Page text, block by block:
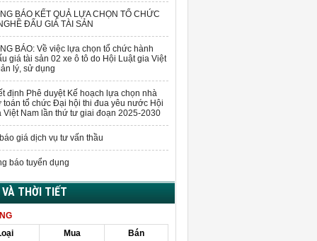
BÁO KẾT QUẢ LỰA CHỌN TỔ CHỨC
ĐẤU GIÁ TÀI SẢN
BÁO: Về việc lựa chọn tổ chức hành
giá tài sản 02 xe ô tô do Hội Luật gia Việt
lý, sử dụng
định Phê duyệt Kế hoạch lựa chọn nhà
toán tổ chức Đại hội thi đua yêu nước Hội
Việt Nam lần thứ tư giai đoạn 2025-2030
giá dịch vụ tư vấn thầu
báo tuyển dụng
THỜI TIẾT
Mua
Bán